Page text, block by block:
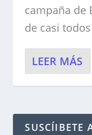
campaña de
de casi
LEER MÁS
SUSCÍIBETE